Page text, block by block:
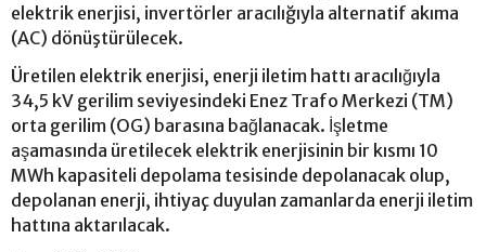
elektrik enerjisi, invertörler aracılığıyla alternatif akıma
(AC) dönüştürülecek.
Üretilen elektrik enerjisi, enerji iletim hattı aracılığıyla
34,5 kV gerilim seviyesindeki Enez Trafo Merkezi (TM)
orta gerilim (OG) barasına bağlanacak. İşletme
aşamasında üretilecek elektrik enerjisinin bir kısmı 10
MWh kapasiteli depolama tesisinde depolanacak olup,
depolanan enerji, ihtiyaç duyulan zamanlarda enerji iletim
hattına aktarılacak.